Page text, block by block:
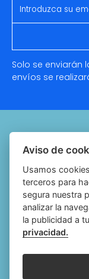
Solo se enviarán
envíos se
Política de
Política de
Aviso legal
Configurar
Aviso de
Usamos
terceros para
segura nuestra
analizar la
la publicidad a
privacidad.